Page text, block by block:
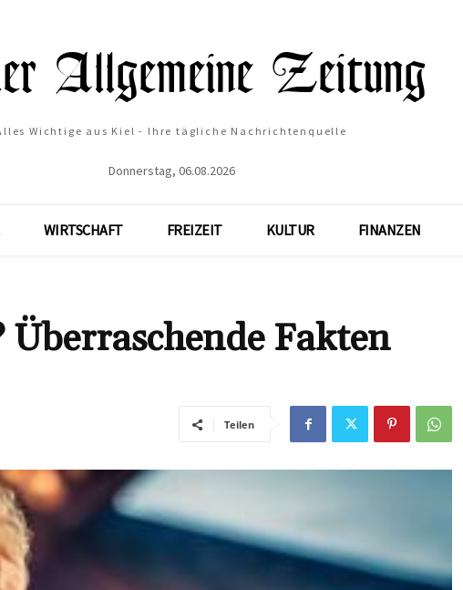
Wichtige aus Kiel - Ihre tägliche Nachrichtenquelle
Donnerstag, 06.08.2026
WIRTSCHAFT FREIZEIT KULTUR FINANZEN
Fakten
Teilen